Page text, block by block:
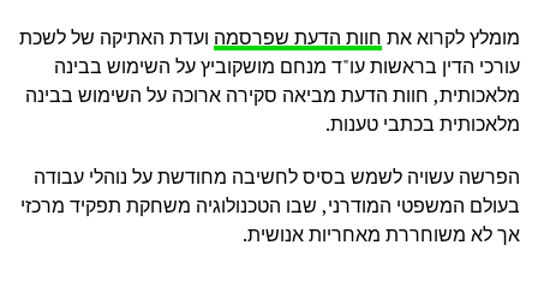
מומלץ לקרוא את חוות הדעת שפרסמה ועדת האתיקה של לשכת
עורכי הדין בראשות עו"ד מנחם מושקוביץ על השימוש בבינה
מלאכותית, חוות הדעת מביאה סקירה ארוכה על השימוש בבינה
מלאכותית בכתבי טענות.
הפרשה עשויה לשמש בסיס לחשיבה מחודשת על נוהלי עבודה
בעולם המשפטי המודרני, שבו הטכנולוגיה משחקת תפקיד מרכזי
אך לא משוחררת מאחריות אנושית.